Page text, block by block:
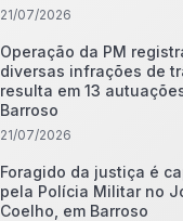
21/07/2026
Operação da PM
diversas infrações de
resulta em 13
Barroso
21/07/2026
Foragido da justiça é
pela Polícia Militar no
Coelho, em Barroso